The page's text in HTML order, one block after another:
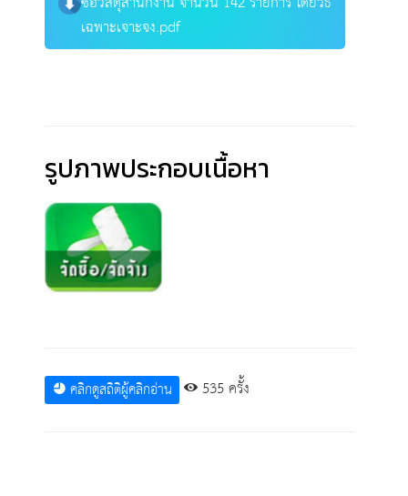
เฉพาะเจาะจง.pdf
รูปภาพประกอบเนื้อหา
คลิกดูสถิติผู้คลิกอ่าน 535 ครั้ง